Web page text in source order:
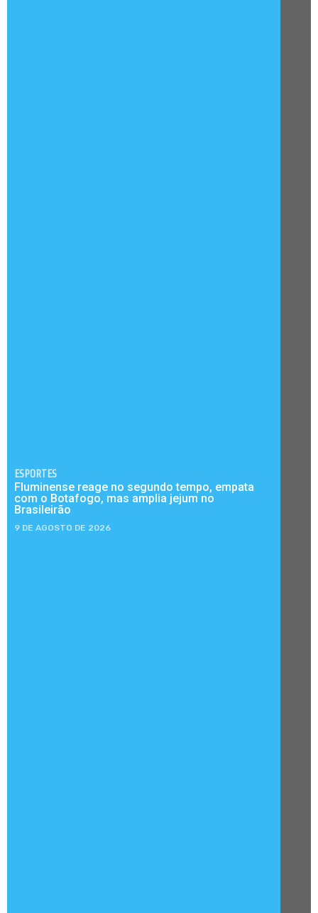
ESPORTES
Fluminense reage no segundo tempo, empata
com o Botafogo, mas amplia jejum no
Brasileirão
9 DE AGOSTO DE 2026